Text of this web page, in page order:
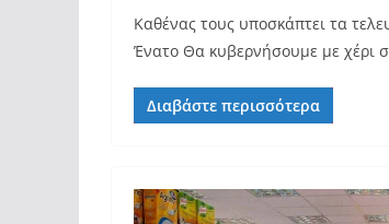
Καθένας τους υποσκάπτει τα
Ένατο Θα κυβερνήσουμε με χέρι
Διαβάστε περισσότερα